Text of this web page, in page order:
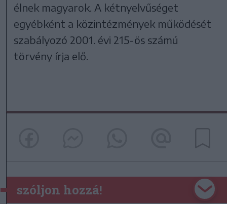
élnek magyarok. A kétnyelvűséget
egyébként a közintézmények működését
szabályozó 2001. évi 215-ös számú
törvény írja elő.
szóljon hozzá!